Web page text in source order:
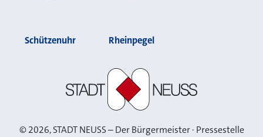
Schützenuhr Rheinpegel
©2026, STADT NEUSS – Der Bürgermeister · Pressestelle